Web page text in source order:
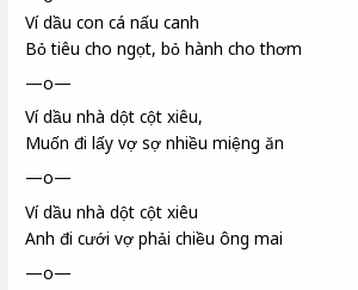
Ví dầu con cá nấu canh
Bỏ tiêu cho ngọt, bỏ hành cho thơm
—o—
Ví dầu nhà dột cột xiêu,
Muốn đi lấy vợ sợ nhiều miệng ăn
—o—
Ví dầu nhà dột cột xiêu
Anh đi cưới vợ phải chiều ông mai
—o—